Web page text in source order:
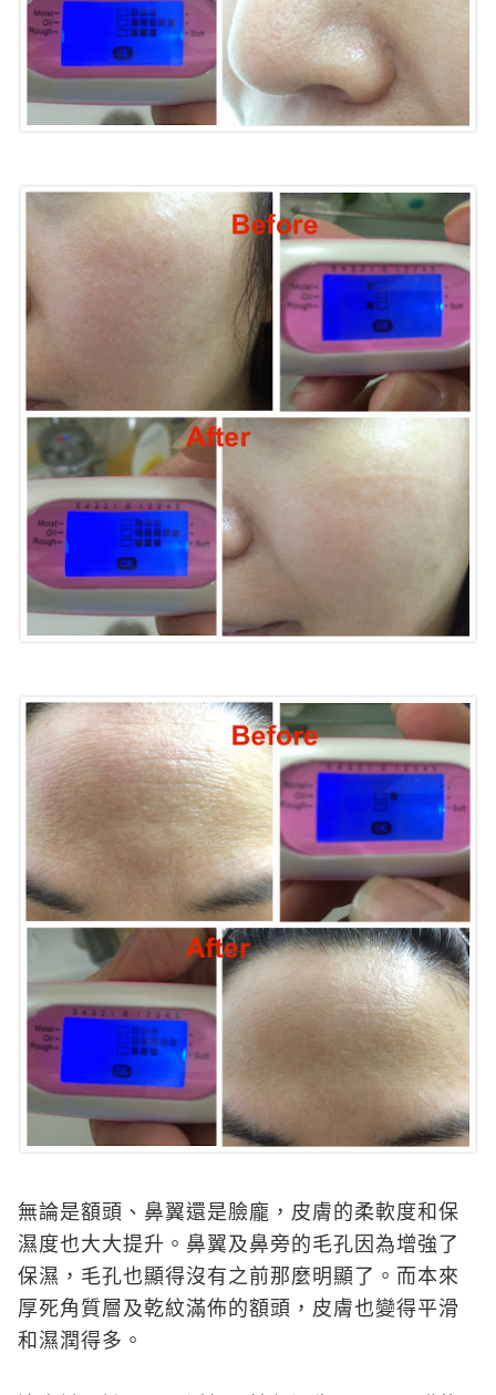
無論是額頭、鼻翼還是臉龐，皮膚的柔軟度和保
濕度也大大提升。鼻翼及鼻旁的毛孔因為增強了
保濕，毛孔也顯得沒有之前那麼明顯了。而本來
厚死角質層及乾紋滿佈的額頭，皮膚也變得平滑
和濕潤得多。